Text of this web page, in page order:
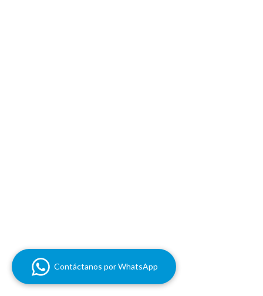
Contáctanos por WhatsApp